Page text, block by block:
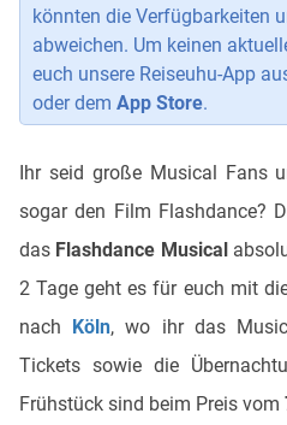
könnten die Verfügbarkeiten
abweichen. Um keinen
euch unsere Reiseuhu-App
oder dem App Store.
Ihr seid große Musical Fans
sogar den Film Flashdance?
das Flashdance Musical
2 Tage geht es für euch mit
nach Köln, wo ihr das
Tickets sowie die
Frühstück sind beim Preis vom